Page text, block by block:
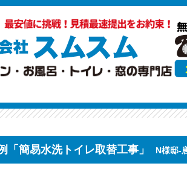
「簡易水洗トイレ取替工事」 N様邸-